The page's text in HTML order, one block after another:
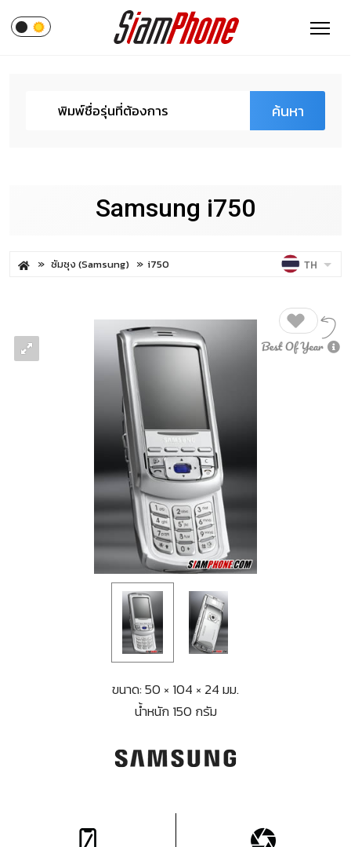
ค้นหา
Samsung i750
ซัมซุง (Samsung) i750 TH
ขนาด: 50 × 104 × 24 มม.
น้ำหนัก 150 กรัม